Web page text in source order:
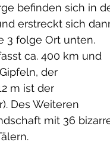
befinden sich in
erstreckt sich
3 folge Ort unten.
ca. 400 km und
der
m ist der
Des Weiteren
mit 36